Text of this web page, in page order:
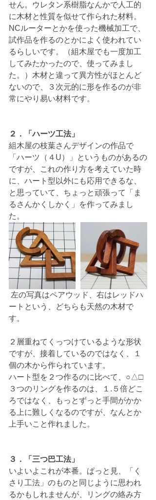
せん。ウレタン系樹脂なんかで人工的
に木材と性質を似せて作られた材料。
NCルーターとかを使った機械加工で、
試作品を作るのとかによく使われてい
るらしいです。（組木屋でも一度加工
してみたかったので、使ってみまし
た。）木材と違って異方性がほとんど
ないので、３次元的に形を作るのが非
常にやり易い材料です。
２．「ハーツ工法」
組木屋の枝葉さんデザインの作品で
「ハーツ（４U）」というものがあるの
ですが、これの作り方を考えていた時
に、ハート型以外にも応用できるな、
と思っていて、ちょっと頑張って「ま
るさんかくしかく」を作ってみまし
た。
ートという、どちらも天然の木材で
す。
２層重ねてくっつけているような形状
ですが、接着しているのではなく、１
個の木から作られています。
ハート型を２つ作るのに比べて、○△□
３つのリングを作るのは、１.５倍どこ
ろではなく、もっとずっと手間がかか
る上に難しくなるのですが、なんとか
上手いこと作れました。
３．「三つ巴工法」
いよいよこれが本番。ぱっと見、「く
さり工法」のものと同じように思われ
るかもしれませんが、リングの絡み方